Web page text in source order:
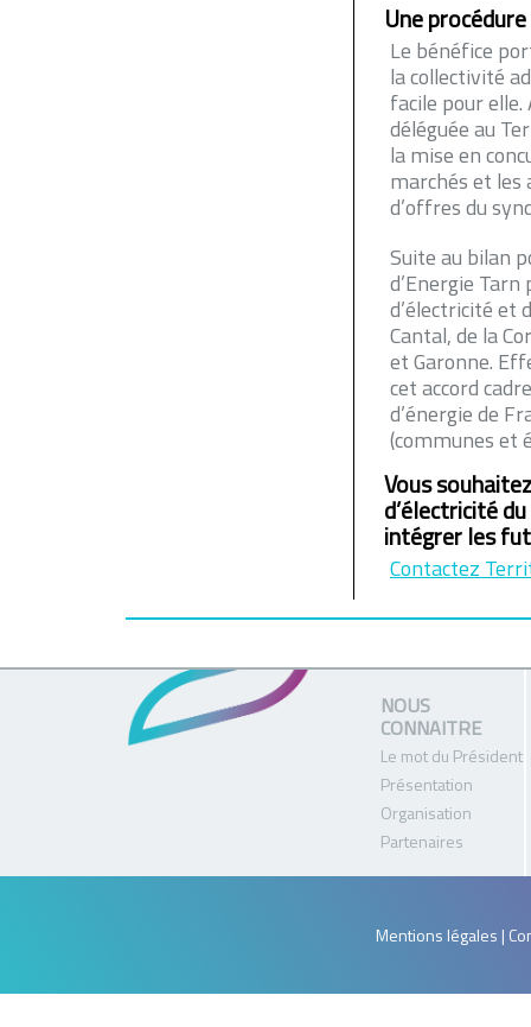
Une
Le bénéfice
la collectivité
facile pour
déléguée au
la mise en
marchés et les
d’offres du
Suite au bilan
d’Energie
d’électricité et
Cantal, de la
et Garonne.
cet accord
d’énergie de
(communes et
Vous
d’électricité
intégrer les
Contactez
NOUS
CONNAITRE
Le mot du Président
Présentation
Organisation
Partenaires
Mentions légales |